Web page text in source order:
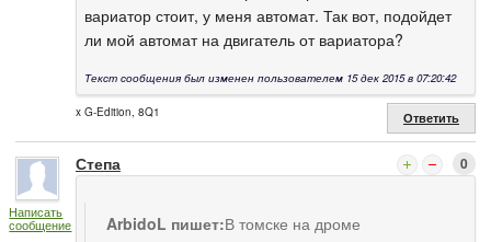
вариатор стоит, у меня автомат. Так вот, подойдет
ли мой автомат на двигатель от вариатора?
Текст сообщения был изменен пользователем 15 дек 2015 в 07:20:42
x G-Edition, 8Q1 Ответить
Написать
сообщение
Степа 0
ArbidoL пишет:В томске на дроме